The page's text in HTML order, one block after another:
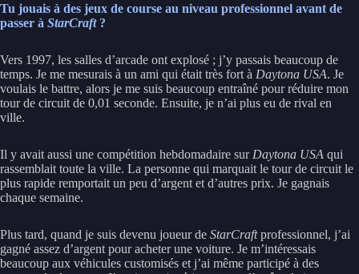
Tu jouais à des jeux de course au niveau professionnel avant de
passer à StarCraft?
Vers 1997, les salles d’arcade ont explosé ; j’y passais beaucoup de
temps. Je me mesurais à un ami qui était très fort à Daytona USA. Je
voulais le battre, alors je me suis beaucoup entraîné pour réduire mon
tour de circuit de 0,01 seconde. Ensuite, je n’ai plus eu de rival en
ville.
Il y avait aussi une compétition hebdomadaire sur Daytona USA qui
rassemblait toute la ville. La personne qui marquait le tour de circuit le
plus rapide remportait un peu d’argent et d’autres prix. Je gagnais
chaque semaine.
Plus tard, quand je suis devenu joueur de StarCraftprofessionnel, j’ai
gagné assez d’argent pour acheter une voiture. Je m’intéressais
beaucoup aux véhicules customisés et j’ai même participé à des